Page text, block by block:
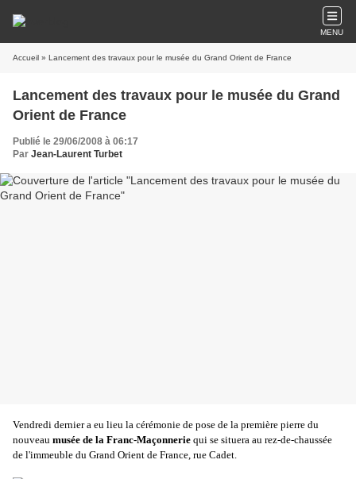
MENU
Accueil » Lancement des travaux pour le musée du Grand Orient de France
Lancement des travaux pour le musée du Grand
Orient de France
Publié le 29/06/2008 à 06:17
Par Jean-Laurent Turbet
Vendredi dernier a eu lieu la cérémonie de pose de la première pierre du
nouveau musée de la Franc-Maçonnerie qui se situera au rez-de-chaussée
de l'immeuble du Grand Orient de France, rue Cadet.